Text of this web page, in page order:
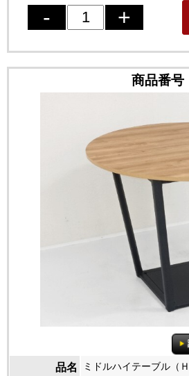
商品番号
品名 ミドルハイテーブル（